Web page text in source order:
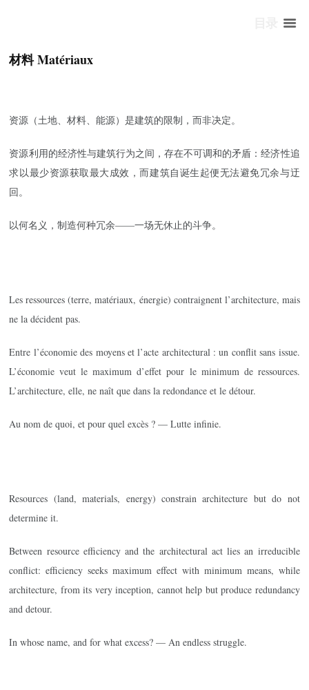
材料 Matériaux
资源（土地、材料、能源）是建筑的限制，而非决定。
资源利用的经济性与建筑行为之间，存在不可调和的矛盾：经济性追
求以最少资源获取最大成效，而建筑自诞生起便无法避免冗余与迂
回。
以何名义，制造何种冗余——一场无休止的斗争。
Les ressources (terre, matériaux, énergie) contraignent l’architecture, mais
ne la décident pas.
Entre l’économie des moyens et l’acte architectural : un conflit sans issue.
L’économie veut le maximum d’effet pour le minimum de ressources.
L’architecture, elle, ne naît que dans la redondance et le détour.
Au nom de quoi, et pour quel excès ? — Lutte infinie.
Resources (land, materials, energy) constrain architecture but do not
determine it.
Between resource efficiency and the architectural act lies an irreducible
conflict: efficiency seeks maximum effect with minimum means, while
architecture, from its very inception, cannot help but produce redundancy
and detour.
In whose name, and for what excess? — An endless struggle.